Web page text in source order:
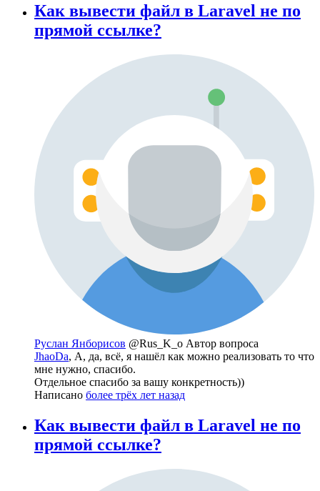
Как вывести файл в Laravel не по
прямой ссылке?
Руслан Янборисов @Rus_K_o Автор вопроса
JhaoDa, А, да, всё, я нашёл как можно реализовать то что
мне нужно, спасибо.
Отдельное спасибо за вашу конкретность))
Написано более трёх лет назад
Как вывести файл в Laravel не по
прямой ссылке?